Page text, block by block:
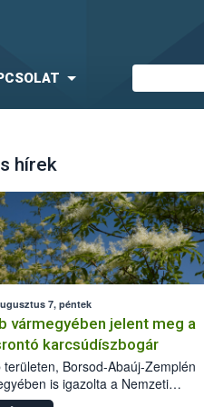
hírek
7, péntek
vármegyében jelent meg a
karcsúdíszbogár
területen, Borsod-Abaúj-Zemplén
is igazolta a Nemzeti
biztonsági Hivatal (Nébih) a